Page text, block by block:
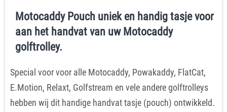
Motocaddy Pouch uniek en handig tasje voor
aan het handvat van uw Motocaddy
golftrolley.
Special voor voor alle Motocaddy, Powakaddy, FlatCat,
E.Motion, Relaxt, Golfstream en vele andere golftrolleys
hebben wij dit handige handvat tasje (pouch) ontwikkeld.